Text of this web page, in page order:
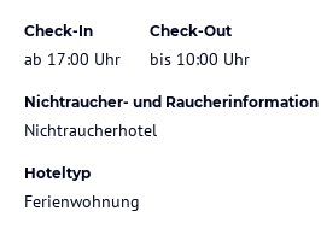
Check-In
ab 17:00 Uhr
Check-Out
bis 10:00 Uhr
Nichtraucher- und Raucherinformation
Nichtraucherhotel
Hoteltyp
Ferienwohnung